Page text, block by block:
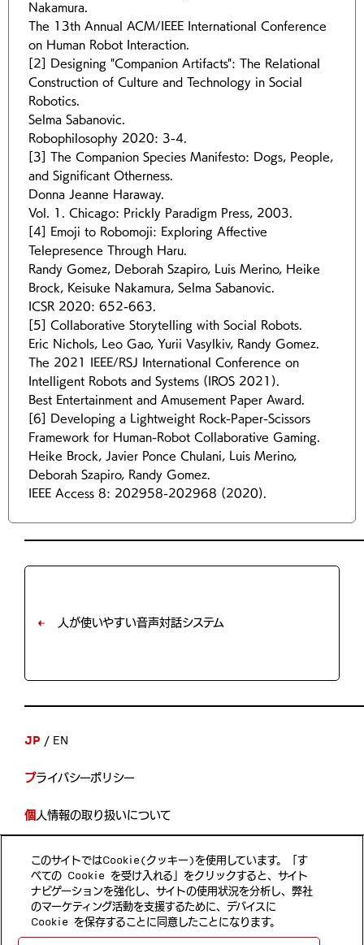
Nakamura.
The 13th Annual ACM/IEEE International Conference
on Human Robot Interaction.
[2] Designing "Companion Artifacts": The Relational
Construction of Culture and Technology in Social
Robotics.
Selma Sabanovic.
Robophilosophy 2020: 3-4.
[3] The Companion Species Manifesto: Dogs, People,
and Significant Otherness.
Donna Jeanne Haraway.
Vol. 1. Chicago: Prickly Paradigm Press, 2003.
[4] Emoji to Robomoji: Exploring Affective
Telepresence Through Haru.
Randy Gomez, Deborah Szapiro, Luis Merino, Heike
Brock, Keisuke Nakamura, Selma Sabanovic.
ICSR 2020: 652-663.
[5] Collaborative Storytelling with Social Robots.
Eric Nichols, Leo Gao, Yurii Vasylkiv, Randy Gomez.
The 2021 IEEE/RSJ International Conference on
Intelligent Robots and Systems (IROS 2021).
Best Entertainment and Amusement Paper Award.
[6] Developing a Lightweight Rock-Paper-Scissors
Framework for Human-Robot Collaborative Gaming.
Heike Brock, Javier Ponce Chulani, Luis Merino,
Deborah Szapiro, Randy Gomez.
IEEE Access 8: 202958-202968 (2020).
人が使いやすい音声対話システム
JP
EN
プライバシーポリシー
個人情報の取り扱いについて
開示等の手続き
当サイトのご利用について
Follow us
このサイトではCookie(クッキー)を使用しています。「す
べての Cookie を受け入れる」をクリックすると、サイト
ナビゲーションを強化し、サイトの使用状況を分析し、弊社
のマーケティング活動を支援するために、デバイスに
Cookie を保存することに同意したことになります。